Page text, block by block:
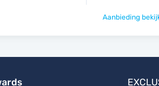
Aanbieding